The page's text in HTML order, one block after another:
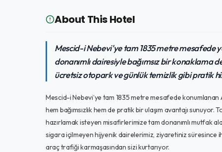
About This Hotel
Mescid-i Nebevi'ye tam 1835 metre mesafede
donanımlı dairesiyle bağımsız bir konaklama
ücretsiz otopark ve günlük temizlik gibi pratik
Mescid-i Nebevi’ye tam 1835 metre mesafede
hem bağımsızlık hem de pratik bir ulaşım avantajı
hazırlamak isteyen misafirlerimize tam donanımlı mutfak
sigara içilmeyen hijyenik dairelerimiz, ziyaretiniz süresince
araç trafiği karmaşasından sizi kurtarıyor.